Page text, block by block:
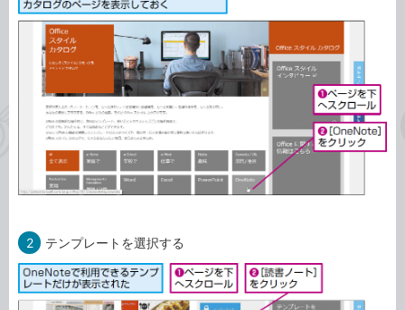
2 テンプレートを選択する